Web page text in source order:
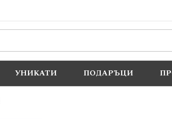
УНИКАТИ ПОДАРЪЦИ